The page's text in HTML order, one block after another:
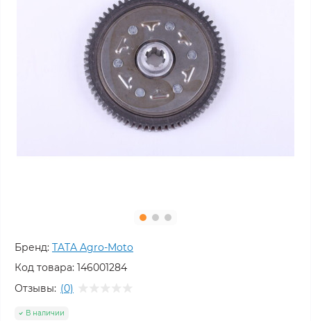
Бренд: TATA Agro-Moto
Код товара: 146001284
Отзывы: (0)
В наличии